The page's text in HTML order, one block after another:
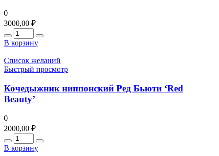
0
3000,00 ₽
Количество
В корзину
Список желаний
Быстрый просмотр
Кочедыжник ниппонский Ред Бьюти ‘Red
Beauty’
0
2000,00 ₽
Количество
В корзину